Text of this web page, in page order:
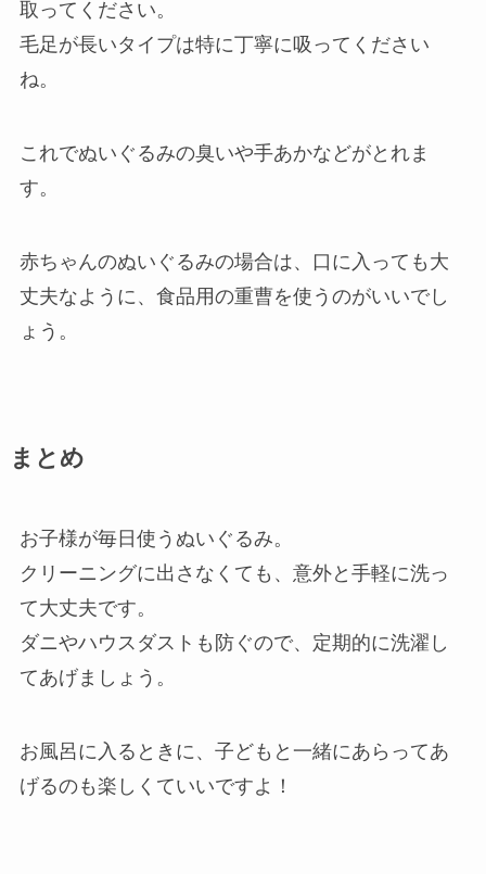
取ってください。
毛足が長いタイプは特に丁寧に吸ってください
ね。
これでぬいぐるみの臭いや手あかなどがとれま
す。
赤ちゃんのぬいぐるみの場合は、口に入っても大
丈夫なように、食品用の重曹を使うのがいいでし
ょう。
まとめ
お子様が毎日使うぬいぐるみ。
クリーニングに出さなくても、意外と手軽に洗っ
て大丈夫です。
ダニやハウスダストも防ぐので、定期的に洗濯し
てあげましょう。
お風呂に入るときに、子どもと一緒にあらってあ
げるのも楽しくていいですよ！